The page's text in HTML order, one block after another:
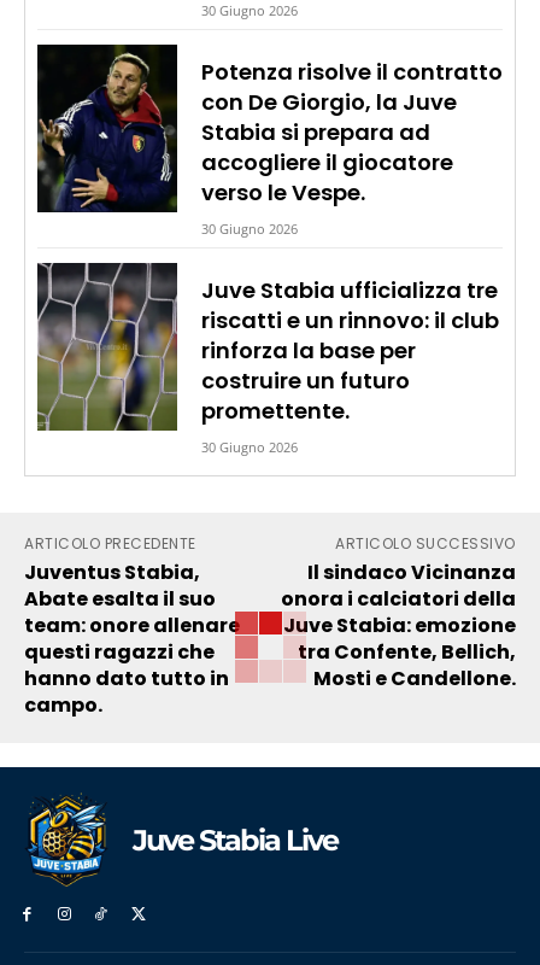
30 Giugno 2026
Potenza risolve il contratto
con De Giorgio, la Juve
Stabia si prepara ad
accogliere il giocatore
verso le Vespe.
30 Giugno 2026
Juve Stabia ufficializza tre
riscatti e un rinnovo: il club
rinforza la base per
costruire un futuro
promettente.
30 Giugno 2026
ARTICOLO PRECEDENTE
Juventus Stabia,
Abate esalta il suo
team: onore allenare
questi ragazzi che
hanno dato tutto in
campo.
ARTICOLO SUCCESSIVO
Il sindaco Vicinanza
onora i calciatori della
Juve Stabia: emozione
tra Confente, Bellich,
Mosti e Candellone.
Juve Stabia Live